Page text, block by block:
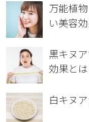
万能植
い美容
黒キヌ
効果とは
白キヌ